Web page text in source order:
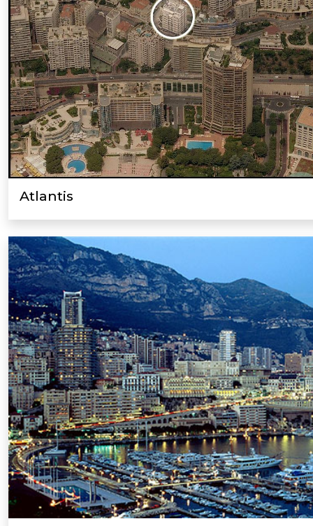
Atlantis